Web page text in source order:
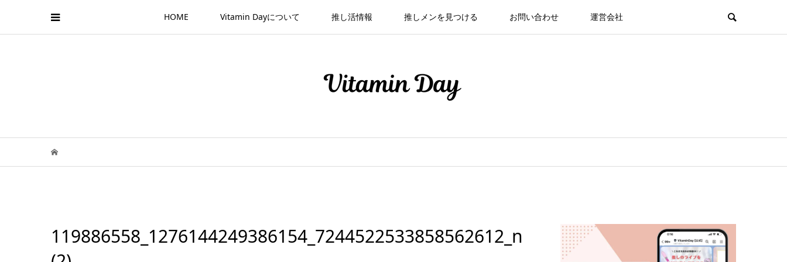
HOME Vitamin Dayについて 推し活情報 推しメンを見つける お問い合わせ 運営会社
119886558_1276144249386154_7244522533858562612_n